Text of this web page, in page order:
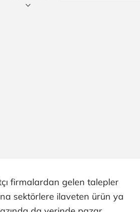
firmalardan gelen talepler
sektörlere ilaveten ürün ya